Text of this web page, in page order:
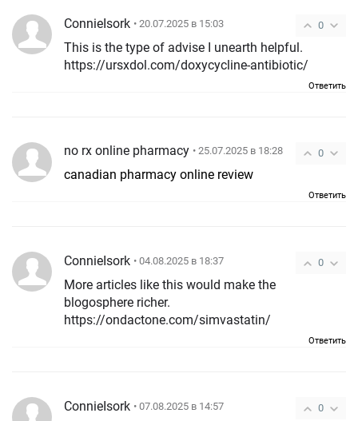
0
ConnieIsork • 20.07.2025 в 15:03
This is the type of advise I unearth helpful.
https://ursxdol.com/doxycycline-antibiotic/
Ответить
0
no rx online pharmacy • 25.07.2025 в 18:28
canadian pharmacy online review
Ответить
0
ConnieIsork • 04.08.2025 в 18:37
More articles like this would make the
blogosphere richer.
https://ondactone.com/simvastatin/
Ответить
0
ConnieIsork • 07.08.2025 в 14:57